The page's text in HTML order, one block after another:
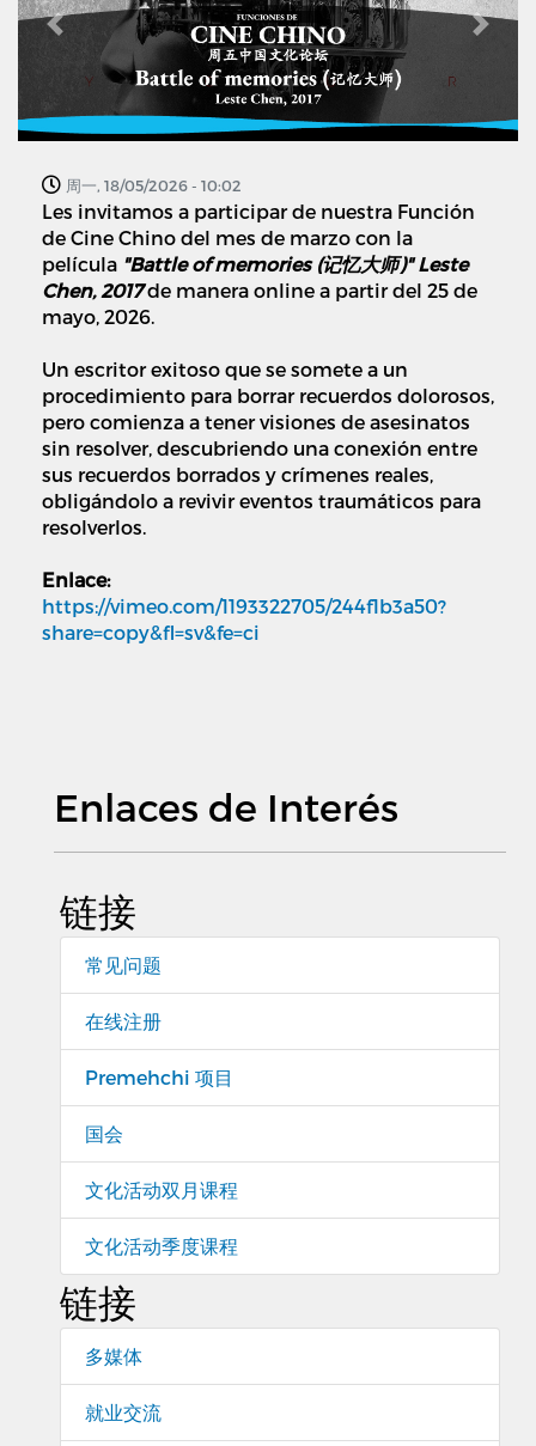
Previous Next
周一, 18/05/2026 - 10:02
Les invitamos a participar de nuestra Función
de Cine Chino del mes de marzo con la
película "Battle of memories (记忆大师)" Leste
Chen, 2017 de manera online a partir del 25 de
mayo, 2026.
Un escritor exitoso que se somete a un
procedimiento para borrar recuerdos dolorosos,
pero comienza a tener visiones de asesinatos
sin resolver, descubriendo una conexión entre
sus recuerdos borrados y crímenes reales,
obligándolo a revivir eventos traumáticos para
resolverlos.
Enlace:
https://vimeo.com/1193322705/244f1b3a50?
share=copy&fl=sv&fe=ci
Enlaces de Interés
链接
常见问题
在线注册
Premehchi 项目
国会
文化活动双月课程
文化活动季度课程
链接
多媒体
就业交流